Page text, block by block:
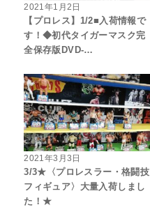
2021年1月2日
【プロレス】1/2■入荷情報で
す！◆初代タイガーマスク完
全保存版DVD-…
2021年3月3日
3/3★〈プロレスラー・格闘技
フィギュア〉大量入荷しまし
た！★